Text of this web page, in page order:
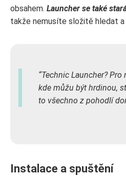
obsahem. Launcher se také
takže nemusíte složitě hledat
Technic Launcher?
kde můžu být hrdinou,
to všechno z pohodlí
Instalace a spuštění